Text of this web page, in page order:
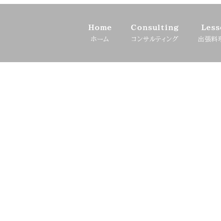
Home
ホーム
Consulting
コンサルティング 出張料